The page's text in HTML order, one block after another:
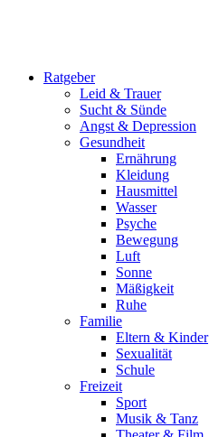
Ratgeber
Leid & Trauer
Sucht & Sünde
Angst & Depression
Gesundheit
Ernährung
Kleidung
Hausmittel
Wasser
Psyche
Bewegung
Luft
Sonne
Mäßigkeit
Ruhe
Familie
Eltern & Kinder
Sexualität
Schule
Freizeit
Sport
Musik & Tanz